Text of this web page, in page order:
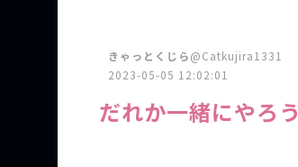
きゃっとくじら@Catkujira1331
2023-05-05 12:02:01
だれか一緒にやろう